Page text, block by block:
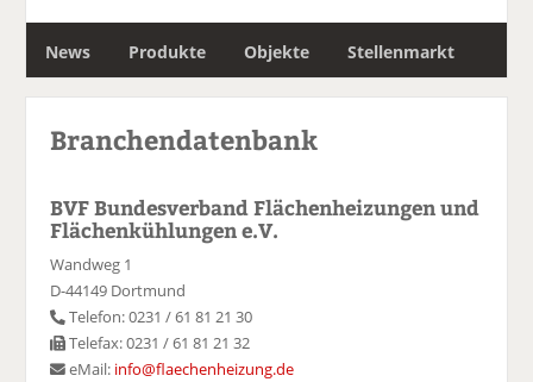
News Produkte Objekte Stellenmarkt
c
Branchendatenbank
BVF Bundesverband Flächenheizungen und
Flächenkühlungen e.V.
Wandweg 1
D-44149 Dortmund
Telefon: 0231 / 61 81 21 30
Telefax: 0231 / 61 81 21 32
eMail: info@flaechenheizung.de